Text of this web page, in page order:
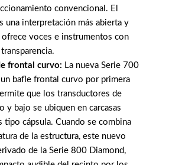
convencional. El
una interpretación más abierta y
ofrece voces e instrumentos con
frontal curvo: La nueva Serie 700
bafle frontal curvo por primera
que los transductores de
y bajo se ubiquen en carcasas
tipo cápsula. Cuando se combina
de la estructura, este nuevo
de la Serie 800 Diamond,